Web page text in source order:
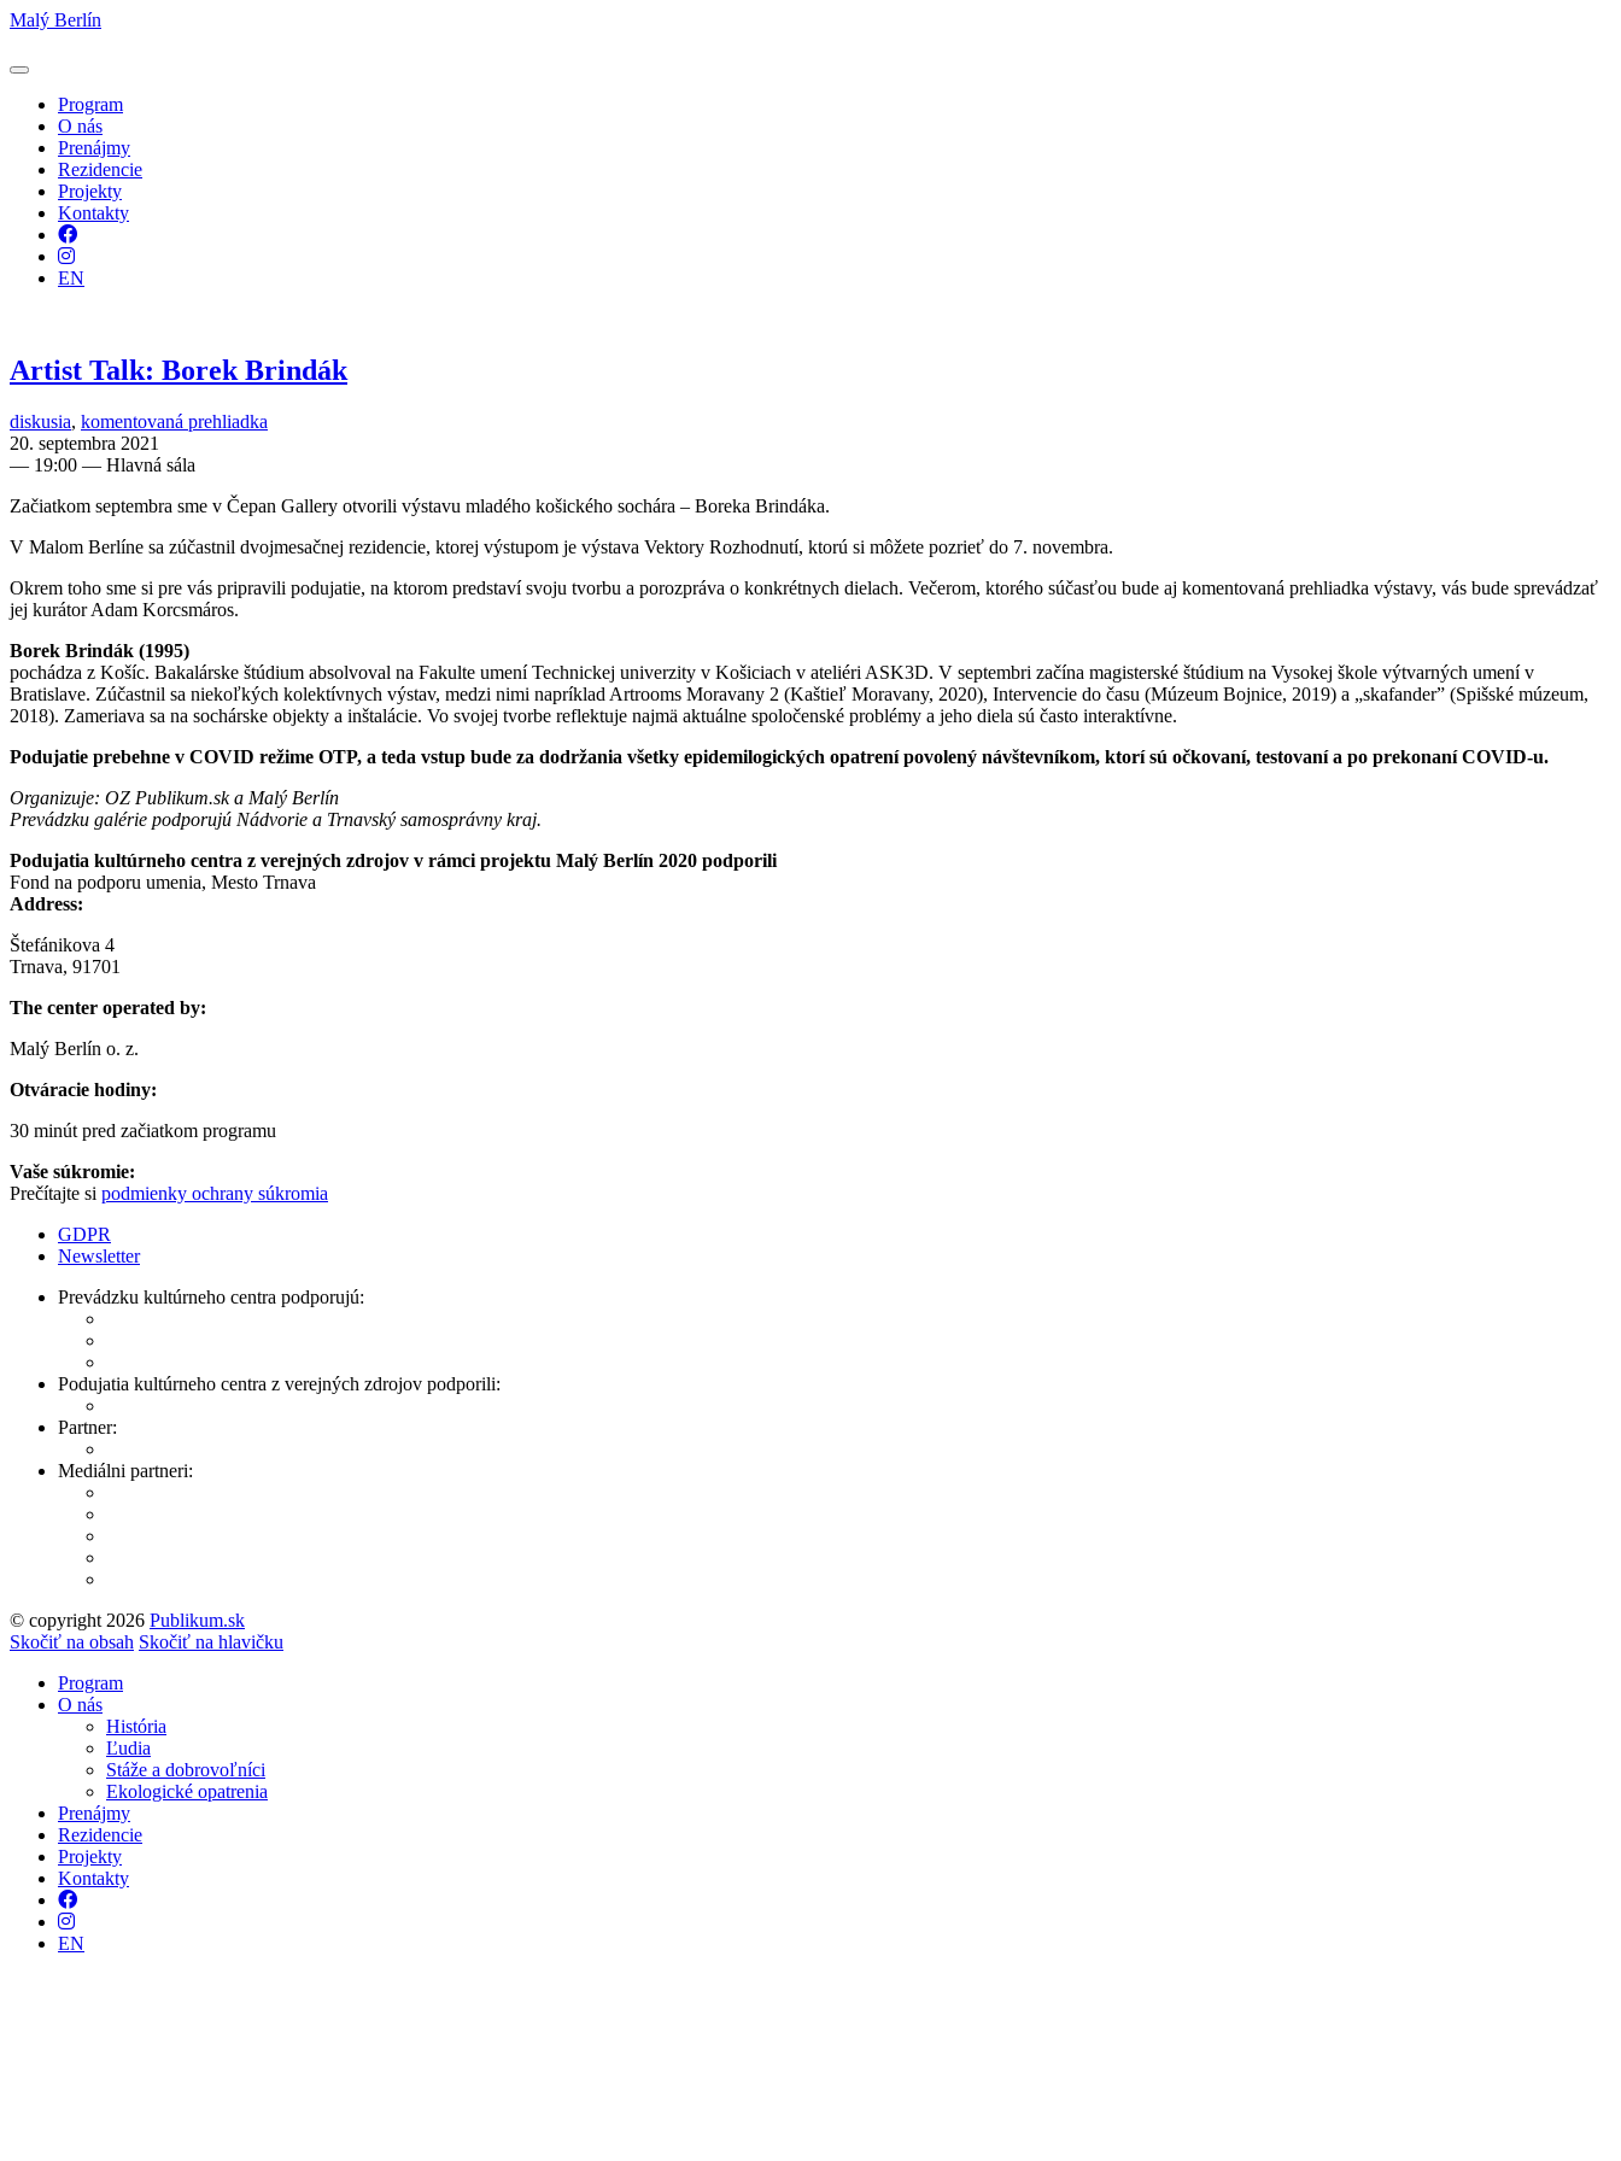
Malý Berlín
Program
O nás
Prenájmy
Rezidencie
Projekty
Kontakty
Facebook
Instagram
EN
Artist Talk: Borek Brindák
diskusia, komentovaná prehliadka
20. septembra 2021
— 19:00 — Hlavná sála
Začiatkom septembra sme v Čepan Gallery otvorili výstavu mladého košického sochára – Boreka Brindáka.
V Malom Berlíne sa zúčastnil dvojmesačnej rezidencie, ktorej výstupom je výstava Vektory Rozhodnutí, ktorú si môžete pozrieť do 7. novembra.
Okrem toho sme si pre vás pripravili podujatie, na ktorom predstaví svoju tvorbu a porozpráva o konkrétnych dielach. Večerom, ktorého súčasťou bude aj komentovaná prehliadka výstavy, vás bude sprevádzať
jej kurátor Adam Korcsmáros.
Borek Brindák (1995)
pochádza z Košíc. Bakalárske štúdium absolvoval na Fakulte umení Technickej univerzity v Košiciach v ateliéri ASK3D. V septembri začína magisterské štúdium na Vysokej škole výtvarných umení v
Bratislave. Zúčastnil sa niekoľkých kolektívnych výstav, medzi nimi napríklad Artrooms Moravany 2 (Kaštieľ Moravany, 2020), Intervencie do času (Múzeum Bojnice, 2019) a „skafander” (Spišské múzeum,
2018). Zameriava sa na sochárske objekty a inštalácie. Vo svojej tvorbe reflektuje najmä aktuálne spoločenské problémy a jeho diela sú často interaktívne.
Podujatie prebehne v COVID režime OTP, a teda vstup bude za dodržania všetky epidemilogických opatrení povolený návštevníkom, ktorí sú očkovaní, testovaní a po prekonaní COVID-u.
Organizuje: OZ Publikum.sk a Malý Berlín
Prevádzku galérie podporujú Nádvorie a Trnavský samosprávny kraj.
Podujatia kultúrneho centra z verejných zdrojov v rámci projektu Malý Berlín 2020 podporili
Fond na podporu umenia, Mesto Trnava
Address:
Štefánikova 4
Trnava, 91701
The center operated by:
Malý Berlín o. z.
Otváracie hodiny:
30 minút pred začiatkom programu
Vaše súkromie:
Prečítajte si podmienky ochrany súkromia
GDPR
Newsletter
Prevádzku kultúrneho centra podporujú:
Podujatia kultúrneho centra z verejných zdrojov podporili:
Partner:
Mediálni partneri:
© copyright 2026 Publikum.sk
Tvorba stránok: Enjoy
Skočiť na obsah Skočiť na hlavičku
Program
O nás
História
Ľudia
Stáže a dobrovoľníci
Ekologické opatrenia
Prenájmy
Rezidencie
Projekty
Kontakty
Facebook
Instagram
EN